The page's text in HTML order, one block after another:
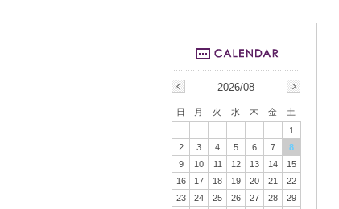
2026/08
日 月 火 水 木 金
土
1
2
3 4 5 6 7
8
9
10 11 12 13 14
15
16
17 18 19 20 21
22
23
24 25 26 27 28
29